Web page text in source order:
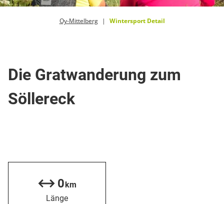
Oy-Mittelberg Wintersport Detail
Die Gratwanderung zum
Söllereck
0km
Länge